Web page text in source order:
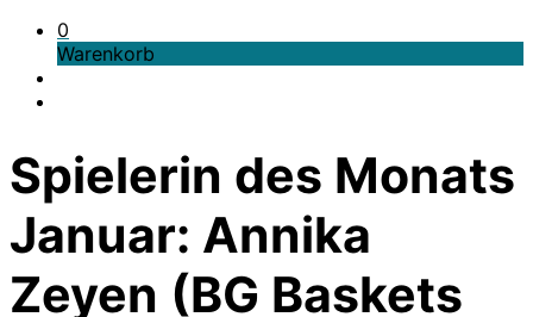
0
Warenkorb
Spielerin des Monats
Januar: Annika
Zeyen (BG Baskets